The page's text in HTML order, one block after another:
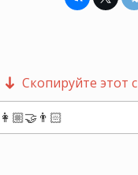
Скопируйте этот